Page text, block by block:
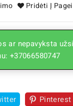
Pridėti Į
ar nepavyksta
+37066580747
Pinterest